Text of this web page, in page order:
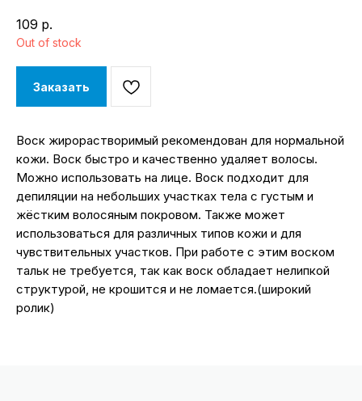
109 р.
Out of stock
Заказать
Воск жирорастворимый рекомендован для нормальной
кожи. Воск быстро и качественно удаляет волосы.
Можно использовать на лице. Воск подходит для
депиляции на небольших участках тела с густым и
жёстким волосяным покровом. Также может
использоваться для различных типов кожи и для
чувствительных участков. При работе с этим воском
тальк не требуется, так как воск обладает нелипкой
структурой, не крошится и не ломается.(широкий
ролик)